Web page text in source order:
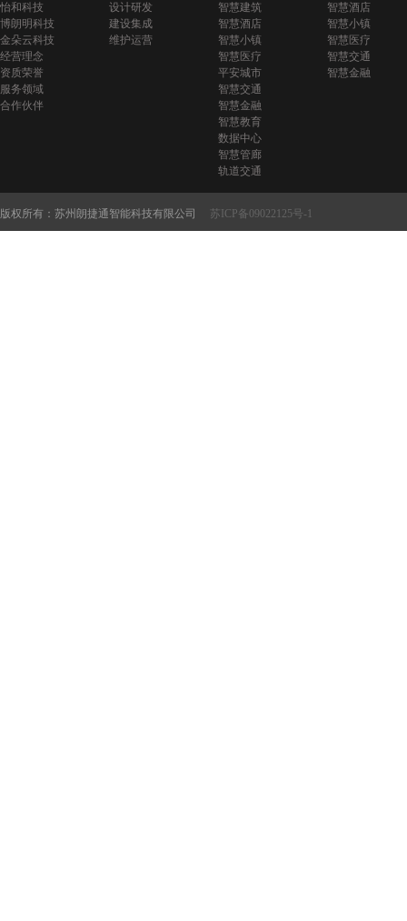
怡和科技
博朗明科技
金朵云科技
经营理念
资质荣誉
服务领域
合作伙伴
设计研发
建设集成
维护运营
智慧建筑
智慧酒店
智慧小镇
智慧医疗
平安城市
智慧交通
智慧金融
智慧教育
数据中心
智慧管廊
轨道交通
智慧酒店
智慧小镇
智慧医疗
智慧交通
智慧金融
版权所有：苏州朗捷通智能科技有限公司 苏ICP备09022125号-1